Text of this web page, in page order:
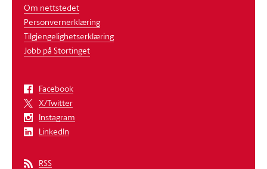
Om nettstedet
Personvernerklæring
Tilgjengelighetserklæring
Jobb på Stortinget
Facebook
X/Twitter
Instagram
LinkedIn
RSS